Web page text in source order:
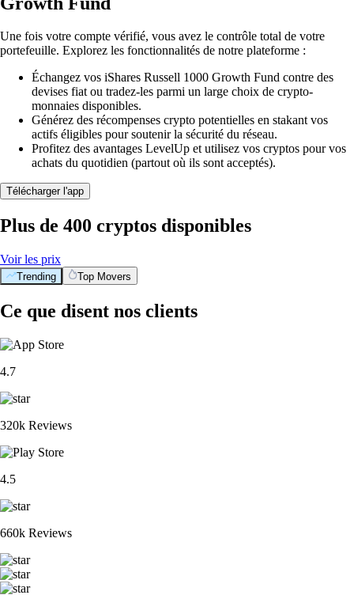
Une fois votre compte vérifié, vous avez le contrôle total de votre
portefeuille. Explorez les fonctionnalités de notre plateforme :
Échangez vos iShares Russell 1000 Growth Fund contre des
devises fiat ou tradez-les parmi un large choix de crypto-
monnaies disponibles.
Générez des récompenses crypto potentielles en stakant vos
actifs éligibles pour soutenir la sécurité du réseau.
Profitez des avantages LevelUp et utilisez vos cryptos pour vos
achats du quotidien (partout où ils sont acceptés).
Télécharger l'app
Plus de 400 cryptos disponibles
Voir les prix
Trending Top Movers
Ce que disent nos clients
4.7
320k Reviews
4.5
660k Reviews